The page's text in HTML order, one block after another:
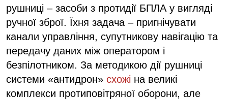
рушниці – засоби з протидії БПЛА у вигляді
ручної зброї. Їхня задача – пригнічувати
канали управління, супутникову навігацію та
передачу даних між оператором і
безпілотником. За методикою дії рушниці
системи «антидрон» схожі на великі
комплекси протиповітряної оборони, але